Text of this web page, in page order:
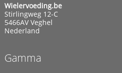
Wielervoeding.be
Stirlingweg 12-C
5466AV Veghel
Nederland
Gamma